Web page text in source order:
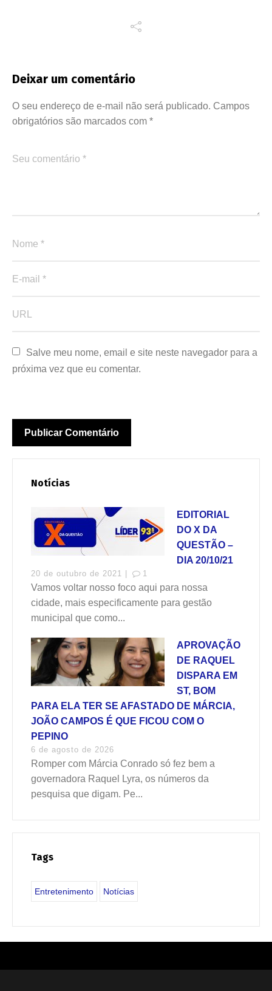
Deixar um comentário
O seu endereço de e-mail não será publicado. Campos
obrigatórios são marcados com *
Salve meu nome, email e site neste navegador para a
próxima vez que eu comentar.
Notícias
EDITORIAL
DO X DA
QUESTÃO –
DIA 20/10/21
20 de outubro de 2021 | 1
Vamos voltar nosso foco aqui para nossa
cidade, mais especificamente para gestão
municipal que como...
APROVAÇÃO
DE RAQUEL
DISPARA EM
ST, BOM
PARA ELA TER SE AFASTADO DE MÁRCIA,
JOÃO CAMPOS É QUE FICOU COM O
PEPINO
6 de agosto de 2026
Romper com Márcia Conrado só fez bem a
governadora Raquel Lyra, os números da
pesquisa que digam. Pe...
Tags
Entretenimento Notícias